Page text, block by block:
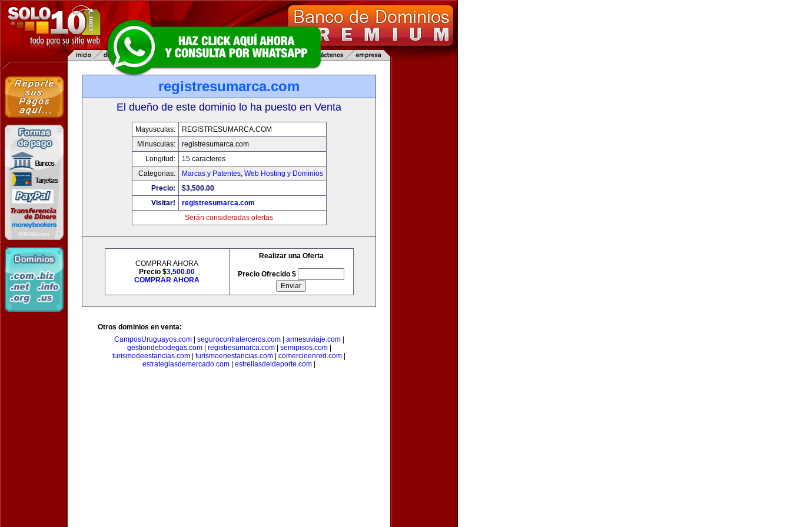
registresumarca.com
El dueño de este dominio lo ha puesto en Venta
Mayusculas:
REGISTRESUMARCA.COM
Minusculas:
registresumarca.com
Longitud:
15 caracteres
Categorias:
Marcas y Patentes, Web Hosting y Dominios
Precio:
$3,500.00
Visitar!
registresumarca.com
Serán consideradas ofertas
COMPRAR AHORA
Precio $3,500.00
COMPRAR AHORA
Realizar una Oferta
Precio Ofrecido $
Otros dominios en venta:
CamposUruguayos.com| segurocontraterceros.com| armesuviaje.com|
gestiondebodegas.com| registresumarca.com| semipisos.com|
turismodeestancias.com
turismoenestancias.com comercioenred.com
estrategiasdemercado.com
estrellasdeldeporte.com